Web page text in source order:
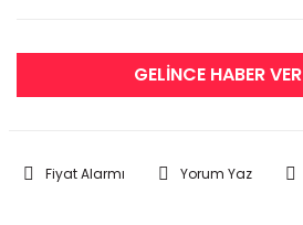
GELİNCE HABER VER
Fiyat Alarmı Yorum Yaz